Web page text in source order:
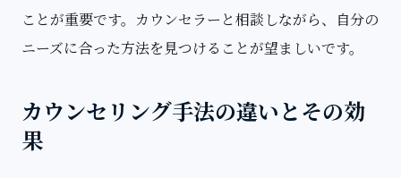
ことが重要です。カウンセラーと相談しながら、自分の
ニーズに合った方法を見つけることが望ましいです。
カウンセリング手法の違いとその効
果